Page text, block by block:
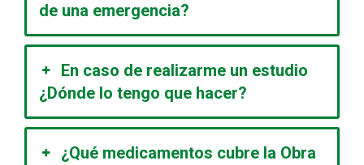
de una emergencia?
En caso de realizarme un estudio
¿Dónde lo tengo que hacer?
¿Qué medicamentos cubre la Obra